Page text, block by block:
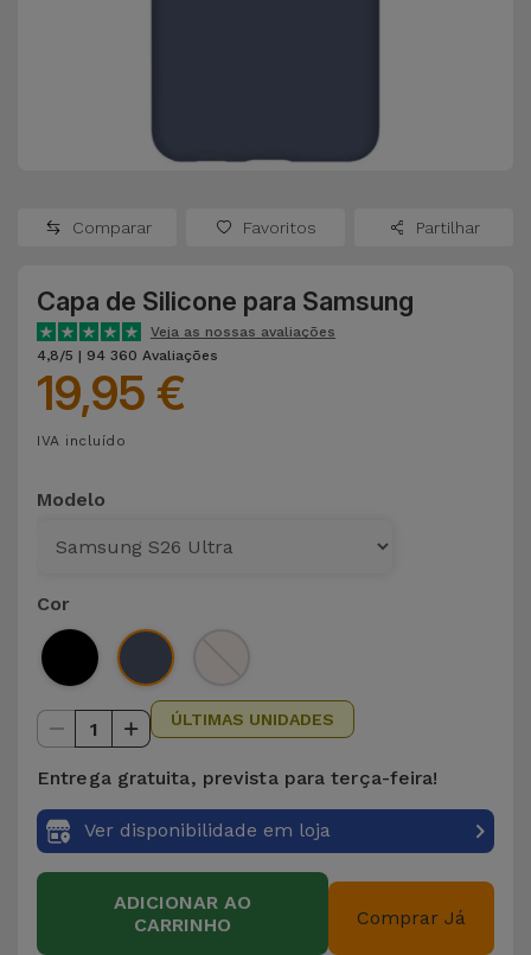
Oppo
OnePlus
Google
Dyson
TCL
Outras
Ver
tudo
Recondicionados
Recondicionados
Consolas
Recondicionadas
Ver
tudo
Auriculares
e Colunas
Smartwatches
e Braceletes
Correntes
para
Gadgets
e Casa
Carteiras,
Bolsas e
Malas
Localizadores
Comparar Favoritos Partilhar
Capa de Silicone para Samsung
Veja as nossas avaliações
4,8/5 | 94 360 Avaliações
19,95 €
IVA incluído
Modelo
Cor
1 ÚLTIMAS UNIDADES
Entrega gratuita, prevista para terça-feira!
Ver disponibilidade em loja
ADICIONAR AO
CARRINHO
Comprar Já